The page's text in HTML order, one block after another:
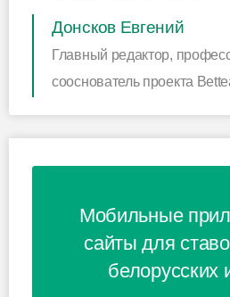
Донсков Евгений
Главный редактор,
сооснователь проекта
Мобильные
сайты для
белорусских